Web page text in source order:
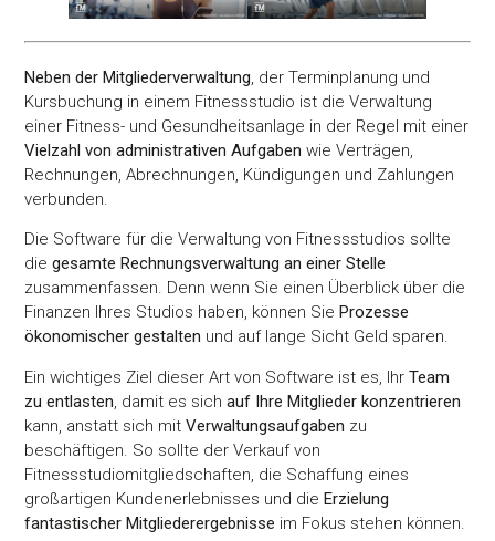
Zustimmung Details Über
Diese Webseite verwendet Cookies
Wir verwenden Cookies, um Inhalte und Anzeigen zu
und die Zugriffe auf unsere Website zu analysieren.
geben wir Informationen zu Ihrer Verwendung unserer
unsere Partner für soziale Medien, Werbung und Analysen
Unsere Partner führen diese Informationen möglicherweise
weiteren Daten zusammen, die Sie ihnen bereitgestellt
die sie im Rahmen Ihrer Nutzung der Dienste gesammelt
Einwilligungsauswahl
Notwendig
Präferenzen
Neben der Mitgliederverwaltung, der Terminplanung und
Kursbuchung in einem Fitnessstudio ist die Verwaltung
einer Fitness- und Gesundheitsanlage in der Regel mit einer
Vielzahl von administrativen Aufgaben wie Verträgen,
Rechnungen, Abrechnungen, Kündigungen und Zahlungen
verbunden.
Die Software für die Verwaltung von Fitnessstudios sollte
diegesamte Rechnungsverwaltung an einer Stelle
zusammenfassen. Denn wenn Sie einen Überblick über die
Finanzen Ihres Studios haben, können Sie Prozesse
ökonomischer gestalten und auf lange Sicht Geld sparen.
Ein wichtiges Ziel dieser Art von Software ist es, IhrTeam
zu entlasten, damit es sichauf Ihre Mitglieder konzentrieren
kann, anstatt sich mitVerwaltungsaufgaben zu
beschäftigen. So sollte der Verkauf von
Fitnessstudiomitgliedschaften, die Schaffung eines
großartigen Kundenerlebnisses und dieErzielung
fantastischer Mitgliederergebnisse im Fokus stehen können.